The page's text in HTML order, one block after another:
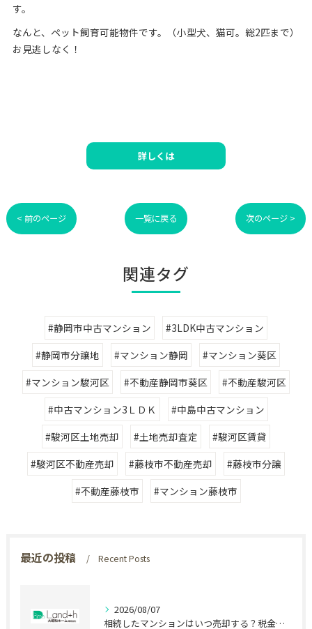
す。
なんと、ペット飼育可能物件です。（小型犬、猫可。総2匹まで）
お見逃しなく！
詳しくは
< 前のページ 一覧に戻る 次のページ >
関連タグ
#静岡市中古マンション
#3LDK中古マンション
#静岡市分譲地
#マンション静岡
#マンション葵区
#マンション駿河区
#不動産静岡市葵区
#不動産駿河区
#中古マンション3ＬＤＫ
#中島中古マンション
#駿河区土地売却
#土地売却査定
#駿河区賃貸
#駿河区不動産売却
#藤枝市不動産売却
#藤枝市分譲
#不動産藤枝市
#マンション藤枝市
最近の投稿 Recent Posts
2026/08/07
相続したマンションはいつ売却する？税金で差が出る時期